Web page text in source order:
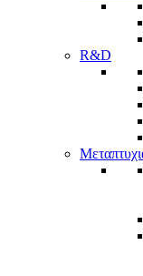
R&D